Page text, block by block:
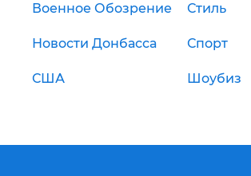
Военное Обозрение Стиль
Новости Донбасса Спорт
США Шоубиз